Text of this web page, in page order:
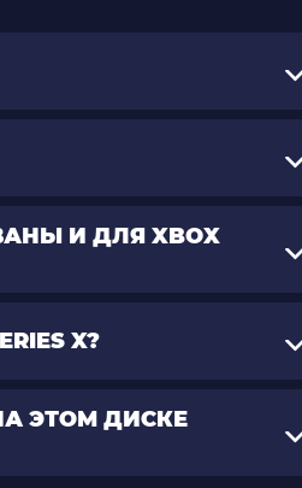
И ДЛЯ XBOX
X?
ЭТОМ ДИСКЕ